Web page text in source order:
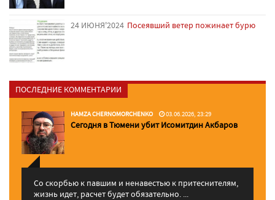
24 ИЮНЯ'2024 Посеявший ветер пожинает бурю
ПОСЛЕДНИЕ КОММЕНТАРИИ
HAMZA CHERNOMORCHENKO 03.06.2026, 23:29
Сегодня в Тюмени убит Исомитдин Акбаров
Со скорбью к павшим и ненавестью к притеснителям,
жизнь идет, расчет будет обязательно. ...